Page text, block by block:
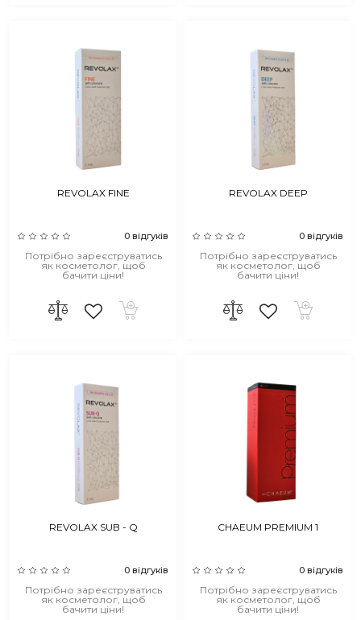
REVOLAX FINE
0 відгуків
Потрібно зареєструватись
як косметолог, щоб
бачити ціни!
REVOLAX DEEP
0 відгуків
Потрібно зареєструватись
як косметолог, щоб
бачити ціни!
REVOLAX SUB - Q
0 відгуків
Потрібно зареєструватись
як косметолог, щоб
бачити ціни!
CHAEUM PREMIUM 1
0 відгуків
Потрібно зареєструватись
як косметолог, щоб
бачити ціни!